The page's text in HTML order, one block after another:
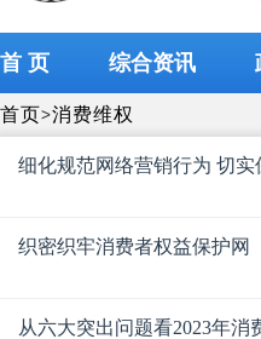
首 页 综合资讯
首页>消费维权
细化规范网络营销行为 切实
织密织牢消费者权益保护网
从六大突出问题看2023年消